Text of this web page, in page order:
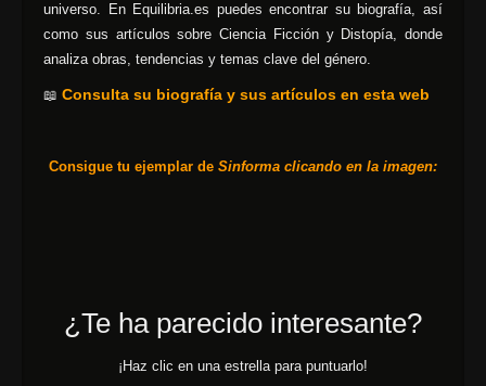
universo. En Equilibria.es puedes encontrar su biografía, así
como sus artículos sobre Ciencia Ficción y Distopía, donde
analiza obras, tendencias y temas clave del género.
📖 Consulta su biografía y sus artículos en esta web
Consigue tu ejemplar de Sinforma clicando en la imagen:
¿Te ha parecido interesante?
¡Haz clic en una estrella para puntuarlo!